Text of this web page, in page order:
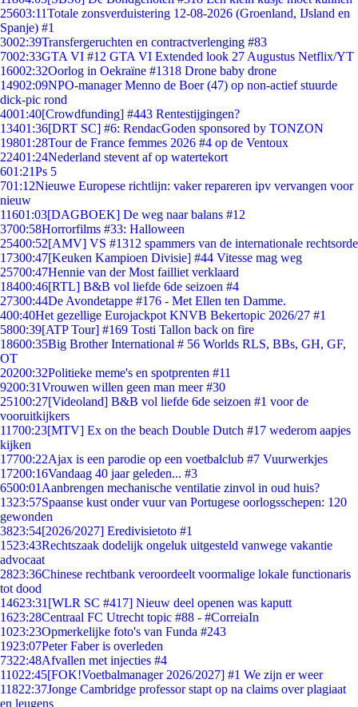
25603:11Totale zonsverduistering 12-08-2026 (Groenland, IJsland en
Spanje) #1
3002:39Transfergeruchten en contractverlenging #83
7002:33GTA VI #12 GTA VI Extended look 27 Augustus Netflix/YT
16002:32Oorlog in Oekraïne #1318 Drone baby drone
14902:09NPO-manager Menno de Boer (47) op non-actief stuurde
dick-pic rond
4001:40[Crowdfunding] #443 Rentestijgingen?
13401:36[DRT SC] #6: RendacGoden sponsored by TONZON
19801:28Tour de France femmes 2026 #4 op de Ventoux
22401:24Nederland stevent af op watertekort
601:21Ps 5
701:12Nieuwe Europese richtlijn: vaker repareren ipv vervangen voor
nieuw
11601:03[DAGBOEK] De weg naar balans #12
3700:58Horrorfilms #33: Halloween
25400:52[AMV] VS #1312 spammers van de internationale rechtsorde
17300:47[Keuken Kampioen Divisie] #44 Vitesse mag weg
25700:47Hennie van der Most failliet verklaard
18400:46[RTL] B&B vol liefde 6de seizoen #4
27300:44De Avondetappe #176 - Met Ellen ten Damme.
400:40Het gezellige Eurojackpot KNVB Bekertopic 2026/27 #1
5800:39[ATP Tour] #169 Tosti Tallon back on fire
18600:35Big Brother International # 56 Worlds RLS, BBs, GH, GF,
OT
20200:32Politieke meme's en spotprenten #11
9200:31Vrouwen willen geen man meer #30
25100:27[Videoland] B&B vol liefde 6de seizoen #1 voor de
vooruitkijkers
11700:23[MTV] Ex on the beach Double Dutch #17 wederom aapjes
kijken
17700:22Ajax is een parodie op een voetbalclub #7 Vuurwerkjes
17200:16Vandaag 40 jaar geleden... #3
6500:01 Aanbrengen mechanische ventilatie zinvol in oud huis?
1323:57Spaanse kust onder vuur van Portugese oorlogsschepen: 120
gewonden
3823:54[2026/2027] Eredivisietoto #1
1523:43Rechtszaak dodelijk ongeluk uitgesteld vanwege vakantie
advocaat
2823:36Chinese rechtbank veroordeelt voormalige lokale functionaris
tot dood
14623:31 [WLR SC #417] Nieuw deel openen was kaputt
1623:28Centraal FC Utrecht topic #88 - #CorreiaIn
1023:23Opmerkelijke foto's van Funda #243
1923:07Peter Faber is overleden
7322:48Afvallen met injecties #4
11022:45[FOK!Voetbalmanager 2026/2027] #1 We zijn er weer
11822:37Jonge Cambridge professor stapt op na claims over plagiaat
en leugens